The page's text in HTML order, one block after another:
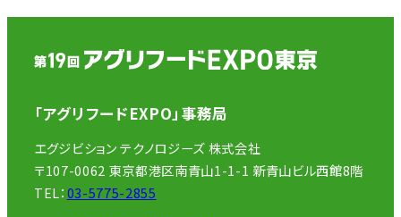
「アグリフードEXPO」事務局
エグジビション テクノロジーズ 株式会社
〒107-0062 東京都港区南青山1-1-1 新青山ビル西館8階
TEL：03-5775-2855